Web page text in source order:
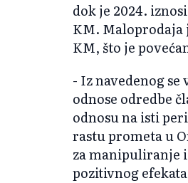
dok je 2024.
KM. Maloprodaja
KM, što je
- Iz navedenog
odnose odredbe
odnosu na isti
rastu prometa u
za manipuliranje
pozitivnog